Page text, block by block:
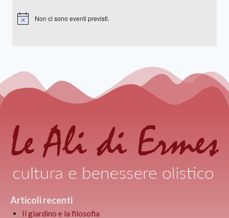
Notice Non ci sono eventi previsti.
Articoli recenti
Il giardino e la filosofia